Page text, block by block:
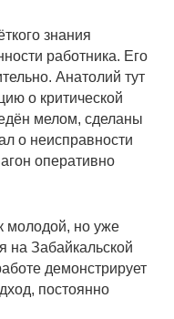
знания
работника. Его
Анатолий тут
о критической
мелом, сделаны
о неисправности
оперативно
молодой, но уже
на Забайкальской
демонстрирует
постоянно